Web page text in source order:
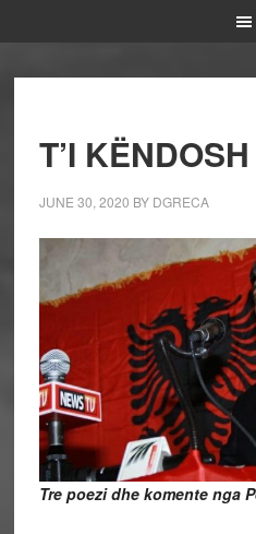
T’I
JUNE 30, 2020 BY DGRECA
Tre poezi dhe komente nga